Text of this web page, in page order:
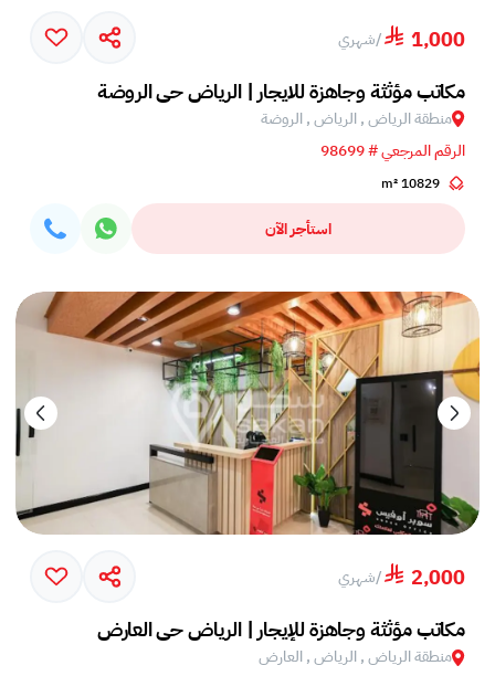
1,000
/شهري
مكاتب مؤثثة وجاهزة للايجار | الرياض حي الروضة
منطقة الرياض , الرياض , الروضة
الرقم المرجعي # 98699
10829 m²
استأجر الآن
2,000
/شهري
مكاتب مؤثثة وجاهزة للإيجار | الرياض حي العارض
منطقة الرياض , الرياض , العارض